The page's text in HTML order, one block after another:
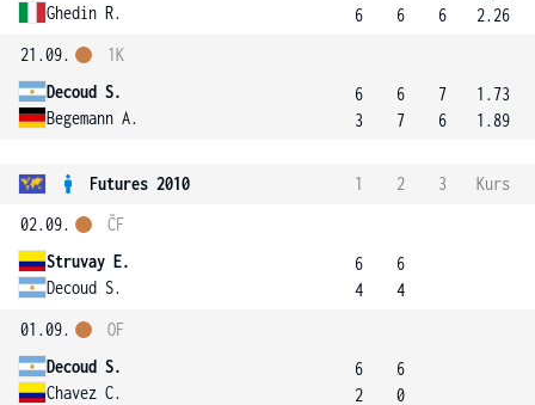
Ghedin R.
6
6
6
2.26
21.09.
Decoud S.
Begemann A.
1K
6
3
6
7
7
6
1.73
1.89
Futures 2010 1 2 3
Kurs
02.09.
Struvay E.
Decoud S.
ČF
6
4
6
4
01.09.
Decoud S.
Chavez C.
OF
6
2
6
0